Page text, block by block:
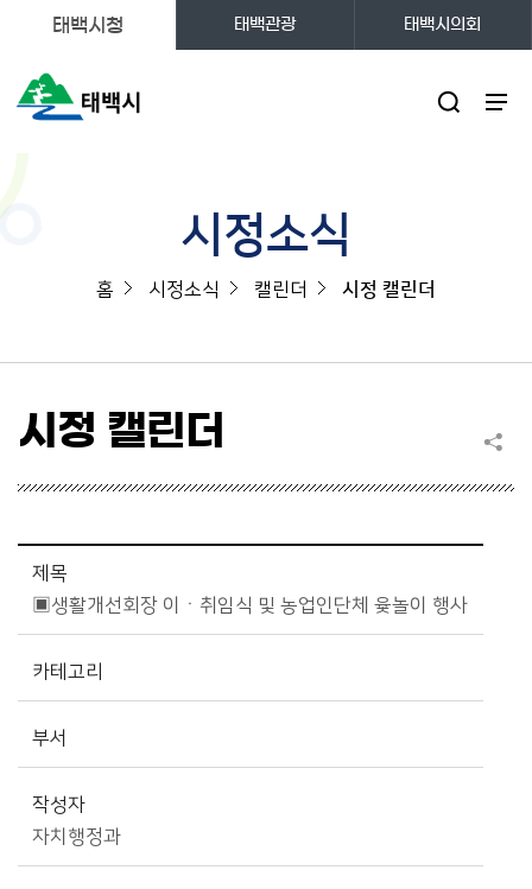
태백시청 태백관광 태백시의회
시정소식
홈 시정소식 캘린더 시정 캘린더
시정 캘린더
제목
▣생활개선회장 이ㆍ취임식 및 농업인단체 윷놀이 행사
카테고리
부서
작성자
자치행정과